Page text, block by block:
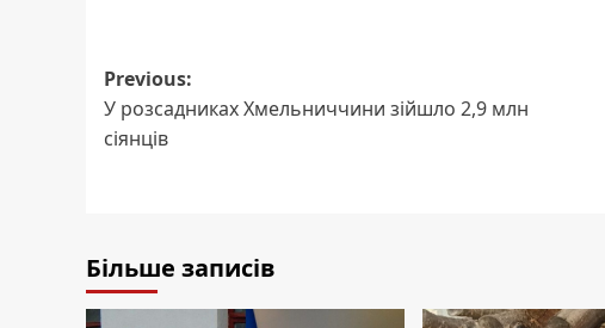
Post
navigation
Previous:
У розсадниках Хмельниччини зійшло 2,9 млн
сіянців
Більше записів